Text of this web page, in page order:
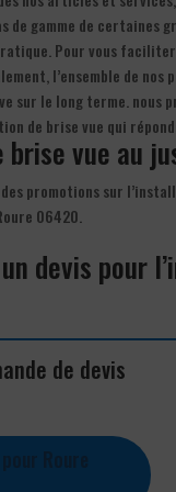
de gamme de certaines
Pour vous
l’ensemble de
sur le long terme. nous
de brise vue qui
vue au
promotions sur
06420.
devis pour
de devis